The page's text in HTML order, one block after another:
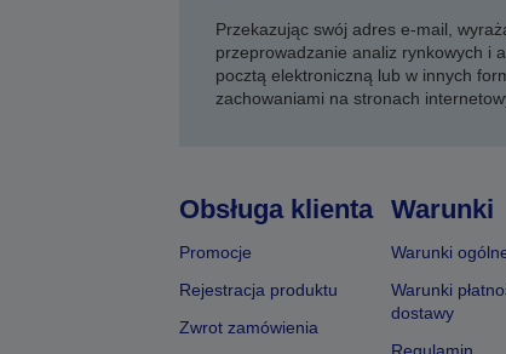
Przekazując swój adres e-mail,
przeprowadzanie analiz rynkowych i
pocztą elektroniczną lub w innych
zachowaniami na stronach
Obsługa klienta
Promocje
Rejestracja produktu
Zwrot zamówienia
Warunki
Warunki
Warunki
dostawy